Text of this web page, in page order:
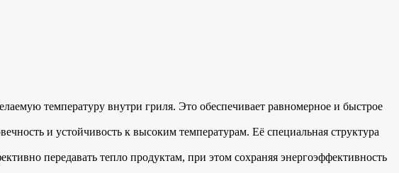
температуру внутри гриля. Это обеспечивает равномерное и быстрое
и устойчивость к высоким температурам. Её специальная структура
передавать тепло продуктам, при этом сохраняя энергоэффективность